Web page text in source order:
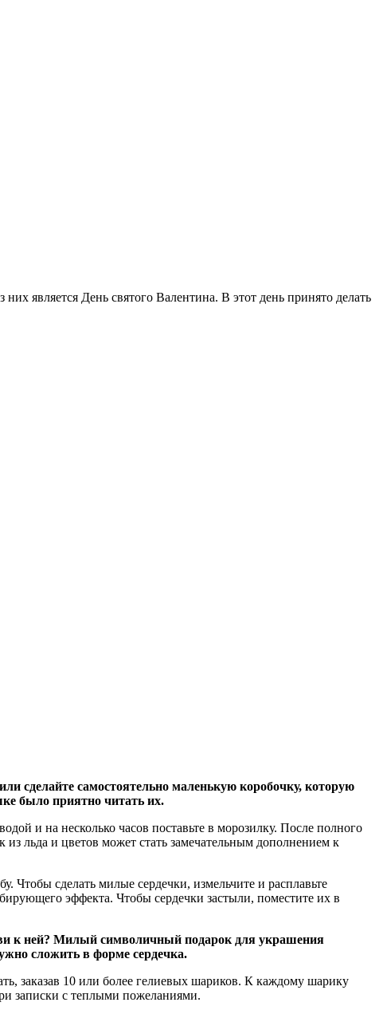
является День святого Валентина. В этот день принято делать
сделайте самостоятельно маленькую коробочку, которую
было приятно читать их.
и на несколько часов поставьте в морозилку. После полного
из льда и цветов может стать замечательным дополнением к
Чтобы сделать милые сердечки, измельчите и расплавьте
эффекта. Чтобы сердечки застыли, поместите их в
к ней? Милый символичный подарок для украшения
сложить в форме сердечка.
заказав 10 или более гелиевых шариков. К каждому шарику
записки с теплыми пожеланиями.